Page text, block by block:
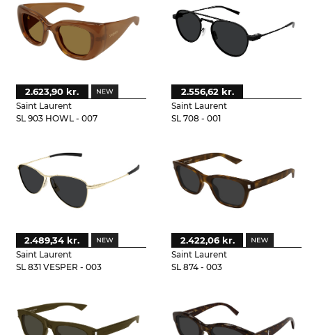
Saint Laurent
SL 903 HOWL - 007
2.623,90 kr.
Saint Laurent
SL 708 - 001
2.556,62 kr.
Saint Laurent
SL 831 VESPER - 003
2.489,34 kr.
Saint Laurent
SL 874 - 003
2.422,06 kr.